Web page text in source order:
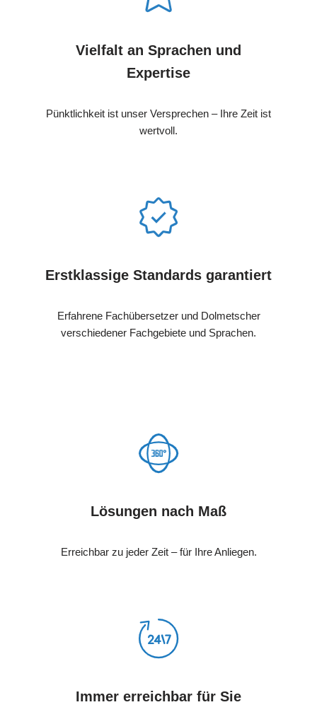
Vielfalt an Sprachen und
Expertise
Pünktlichkeit ist unser Versprechen – Ihre Zeit ist
wertvoll.
Erstklassige Standards garantiert
Erfahrene Fachübersetzer und Dolmetscher
verschiedener Fachgebiete und Sprachen.
Lösungen nach Maß
Erreichbar zu jeder Zeit – für Ihre Anliegen.
Immer erreichbar für Sie